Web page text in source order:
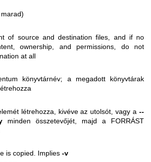
of source and destination files, and if no
ownership, and permissions, do not
at all
könyvtárnév; a megadott könyvtárak
létrehozza, kivéve az utolsót, vagy a --
minden összetevőjét, majd a FORRÁST
is copied. Implies -v